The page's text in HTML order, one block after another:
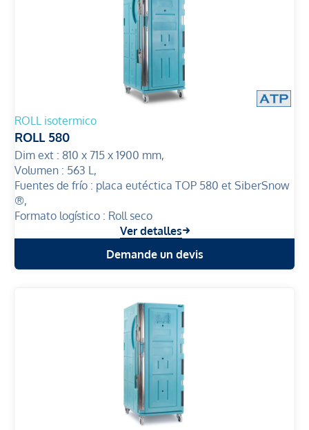
ROLL isotermico
ROLL 580
Dim ext : 810 x 715 x 1900 mm,
Volumen : 563 L,
Fuentes de frío : placa eutéctica TOP 580 et SiberSnow
®,
Formato logístico : Roll seco
Ver detalles
Demande un devis